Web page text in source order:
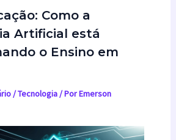
Como a
Artificial está
o Ensino em
/Tecnologia/ PorEmerson